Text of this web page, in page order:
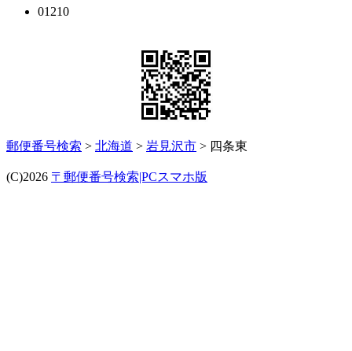
01210
郵便番号検索 > 北海道 > 岩見沢市 > 四条東
(C)2026 〒郵便番号検索|PCスマホ版